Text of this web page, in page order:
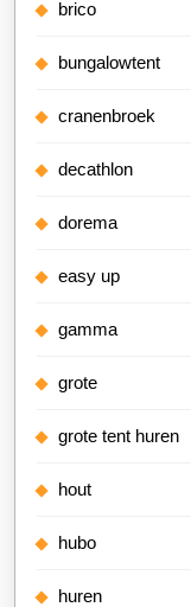
brico
bungalowtent
cranenbroek
decathlon
dorema
easy up
gamma
grote
grote tent huren
hout
hubo
huren